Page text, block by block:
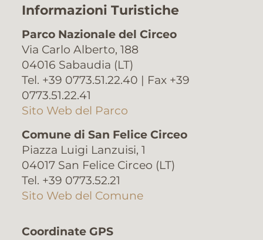
Informazioni Turistiche
Parco Nazionale del Circeo
Via Carlo Alberto, 188
04016 Sabaudia (LT)
Tel. +39 0773.51.22.40 | Fax +39
0773.51.22.41
Sito Web del Parco
Comune di San Felice Circeo
Piazza Luigi Lanzuisi, 1
04017 San Felice Circeo (LT)
Tel. +39 0773.52.21
Sito Web del Comune
Coordinate GPS